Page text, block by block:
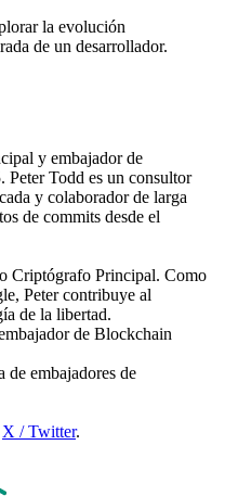
la evolución
de un desarrollador.
y embajador de
Peter Todd es un consultor
y colaborador de larga
de commits desde el
Criptógrafo Principal. Como
Peter contribuye al
de la libertad.
de Blockchain
de embajadores de
X / Twitter.